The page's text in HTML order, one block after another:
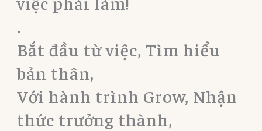
.
Bắt đầu từ việc, Tìm hiểu
bản thân,
Với hành trình Grow, Nhận
thức trưởng thành,